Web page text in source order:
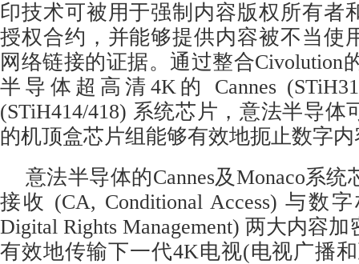
印技术可被用于强制内容版权所有者
授权合约，并能够提供内容被不当使
网络链接的证据。通过整合Civolution
半导体超高清4K的 Cannes
(STiH414/418) 系统芯片，意法半导体
的机顶盒芯片组能够有效地扼止数字
意法半导体的Cannes及Monaco系
接收 (CA, Conditional Access) 与数
Digital Rights Management) 两大内容
有效地传输下一代4K电视(电视广播